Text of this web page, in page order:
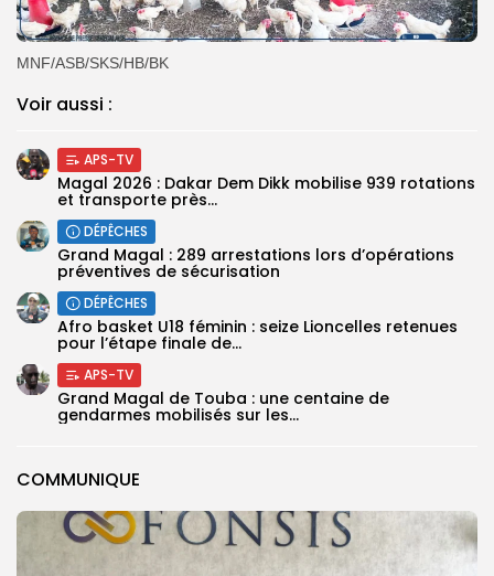
COMMUNIQUE
MNF/ASB/SKS/HB/BK
Voir aussi :
APS-TV
Magal 2026 : Dakar Dem Dikk mobilise 939 rotations
et transporte près...
DÉPÊCHES
Grand Magal : 289 arrestations lors d’opérations
préventives de sécurisation
DÉPÊCHES
‎Afro basket U18 féminin : seize Lioncelles retenues
pour l’étape finale de...
APS-TV
Grand Magal de Touba : une centaine de
gendarmes mobilisés sur les...